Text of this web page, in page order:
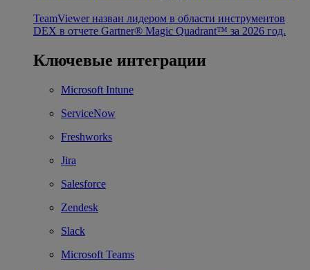
TeamViewer назван лидером в области инструментов
DEX в отчете Gartner® Magic Quadrant™ за 2026 год.
Ключевые интеграции
Microsoft Intune
ServiceNow
Freshworks
Jira
Salesforce
Zendesk
Slack
Microsoft Teams